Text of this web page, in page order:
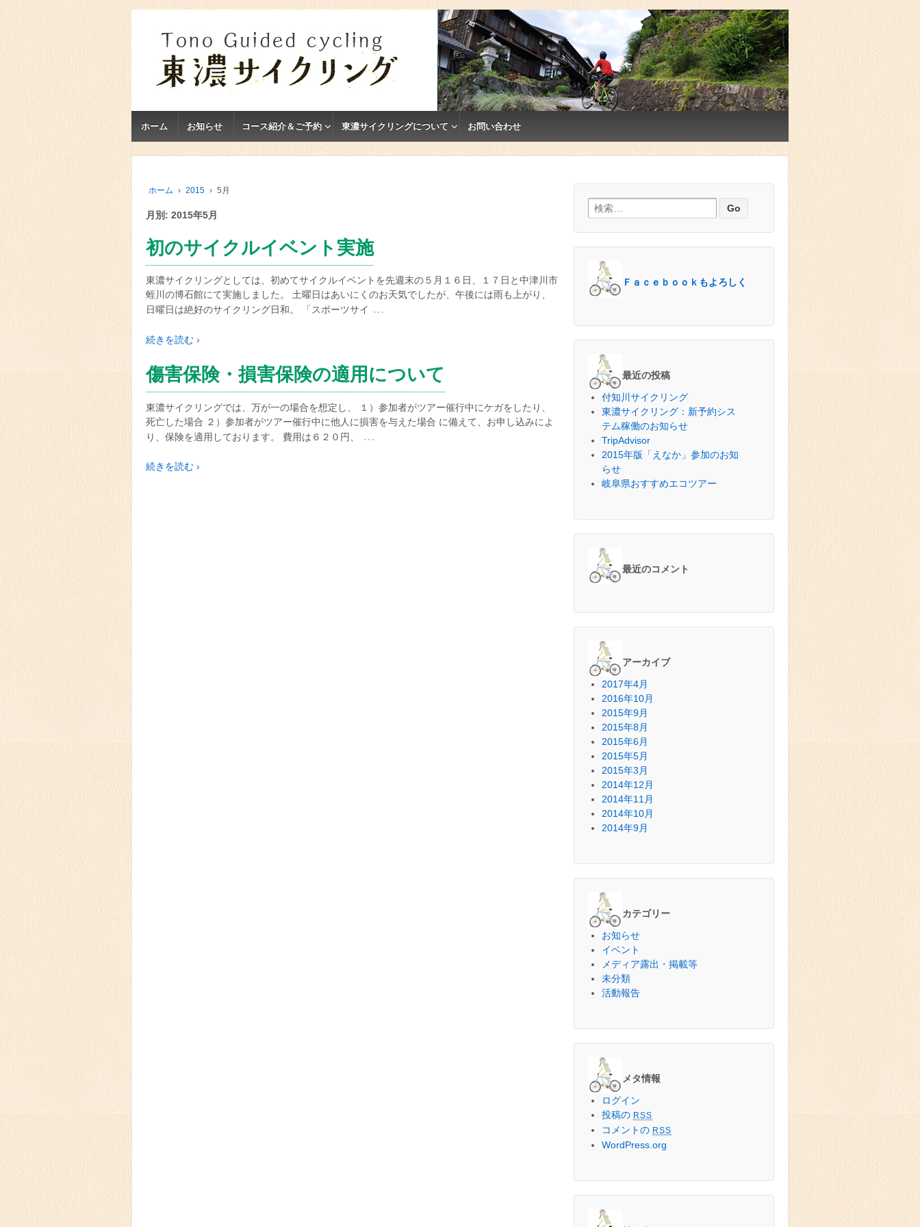
ホーム お知らせ コース紹介＆ご予約 東濃サイクリングについて お問い合わせ
ホーム › 2015 › 5月
月別: 2015年5月
初のサイクルイベント実施
東濃サイクリングとしては、初めてサイクルイベントを先週末の５月１６日、１７日と中津川市
蛭川の博石館にて実施しました。 土曜日はあいにくのお天気でしたが、午後には雨も上がり、
日曜日は絶好のサイクリング日和。 「スポーツサイ …
続きを読む ›
傷害保険・損害保険の適用について
東濃サイクリングでは、万が一の場合を想定し、 １）参加者がツアー催行中にケガをしたり、
死亡した場合 ２）参加者がツアー催行中に他人に損害を与えた場合 に備えて、お申し込みによ
り、保険を適用しております。 費用は６２０円、
…
続きを読む ›
検索:
Ｆａｃｅｂｏｏｋもよろしく
最近の投稿
付知川サイクリング
東濃サイクリング：新予約シス
テム稼働のお知らせ
TripAdvisor
2015年版「えなか」参加のお知
らせ
岐阜県おすすめエコツアー
最近のコメント
アーカイブ
2017年4月
2016年10月
2015年9月
2015年8月
2015年6月
2015年5月
2015年3月
2014年12月
2014年11月
2014年10月
2014年9月
カテゴリー
お知らせ
イベント
メディア露出・掲載等
未分類
活動報告
メタ情報
ログイン
投稿の RSS
コメントの RSS
WordPress.org